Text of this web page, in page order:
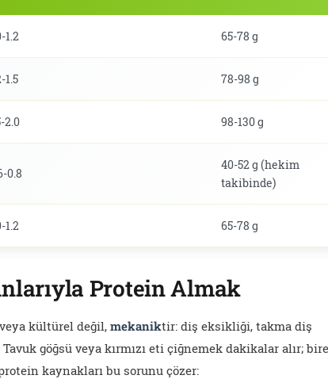
1.2 65-78 g
1.5 78-98 g
2.0 98-130 g
0.8
40-52 g (hekim
takibinde)
1.2 65-78 g
Protein Almak
veya kültürel değil,mekaniktir: diş eksikliği, takma diş
göğsü veya kırmızı eti çiğnemek dakikalar alır;
kaynakları bu sorunu çözer: